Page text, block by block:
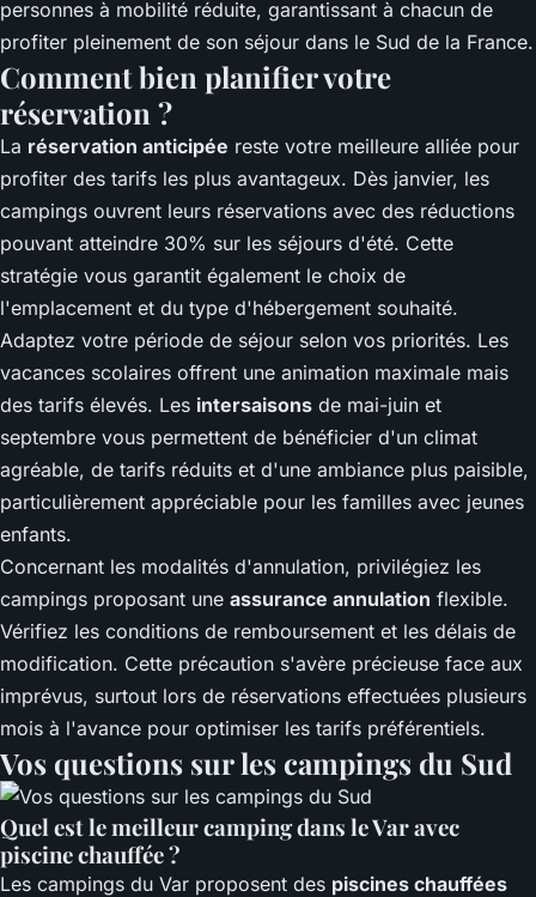
personnes à mobilité réduite, garantissant à chacun de
profiter pleinement de son séjour dans le Sud de la France.
Comment bien planifier votre
réservation ?
La réservation anticipée reste votre meilleure alliée pour
profiter des tarifs les plus avantageux. Dès janvier, les
campings ouvrent leurs réservations avec des réductions
pouvant atteindre 30% sur les séjours d'été. Cette
stratégie vous garantit également le choix de
l'emplacement et du type d'hébergement souhaité.
Adaptez votre période de séjour selon vos priorités. Les
vacances scolaires offrent une animation maximale mais
des tarifs élevés. Les intersaisons de mai-juin et
septembre vous permettent de bénéficier d'un climat
agréable, de tarifs réduits et d'une ambiance plus paisible,
particulièrement appréciable pour les familles avec jeunes
enfants.
Concernant les modalités d'annulation, privilégiez les
campings proposant une assurance annulation flexible.
Vérifiez les conditions de remboursement et les délais de
modification. Cette précaution s'avère précieuse face aux
imprévus, surtout lors de réservations effectuées plusieurs
mois à l'avance pour optimiser les tarifs préférentiels.
Vos questions sur les campings du Sud
Quel est le meilleur camping dans le Var avec
piscine chauffée ?
Les campings du Var proposent des piscines chauffées